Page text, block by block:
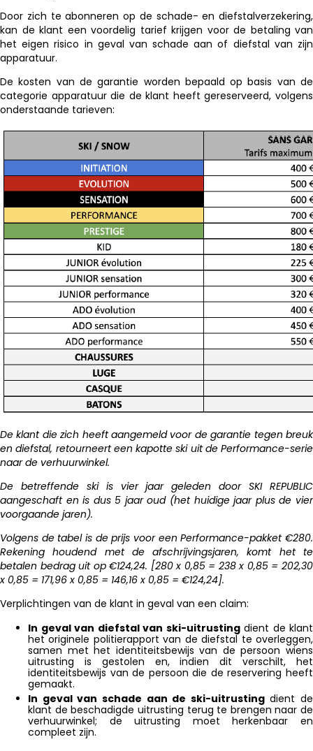
Door zich te abonneren op de schade- en diefstalverzekering,
kan de klant een voordelig tarief krijgen voor de betaling van
het eigen risico in geval van schade aan of diefstal van zijn
apparatuur.
De kosten van de garantie worden bepaald op basis van de
categorie apparatuur die de klant heeft gereserveerd, volgens
onderstaande tarieven:
De klant die zich heeft aangemeld voor de garantie tegen breuk
en diefstal, retourneert een kapotte ski uit de Performance-serie
naar de verhuurwinkel.
De betreffende ski is vier jaar geleden door SKI REPUBLIC
aangeschaft en is dus 5 jaar oud (het huidige jaar plus de vier
voorgaande jaren).
Volgens de tabel is de prijs voor een Performance-pakket €280.
Rekening houdend met de afschrijvingsjaren, komt het te
betalen bedrag uit op €124,24. [280 x 0,85 = 238 x 0,85 = 202,30
x 0,85 = 171,96 x 0,85 = 146,16 x 0,85 = €124,24].
Verplichtingen van de klant in geval van een claim:
In geval van diefstal van ski-uitrustingdient de klant
het originele politierapport van de diefstal te overleggen,
samen met het identiteitsbewijs van de persoon wiens
uitrusting is gestolen en, indien dit verschilt, het
identiteitsbewijs van de persoon die de reservering heeft
gemaakt.
In geval van schade aan de ski-uitrustingdient de
klant de beschadigde uitrusting terug te brengen naar de
verhuurwinkel; de uitrusting moet herkenbaar en
compleet zijn.